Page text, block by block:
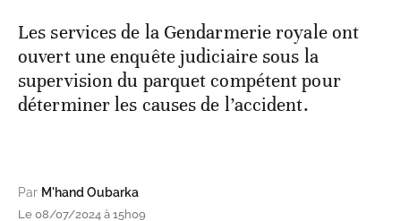
Les services de la Gendarmerie royale ont
ouvert une enquête judiciaire sous la
supervision du parquet compétent pour
déterminer les causes de l’accident.
Par M'hand Oubarka
Le 08/07/2024 à 15h09